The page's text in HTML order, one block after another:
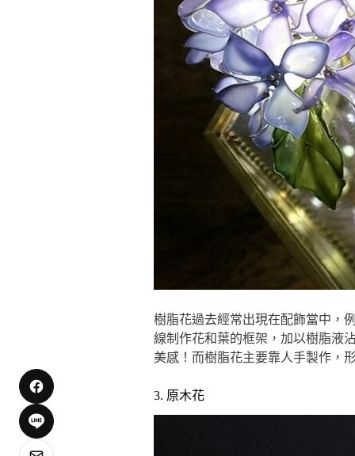
樹脂花過去經常出現在配飾當中，
線制作花和葉的框架，加以樹脂液
美感！而樹脂花主要靠人手製作，
3. 原木花